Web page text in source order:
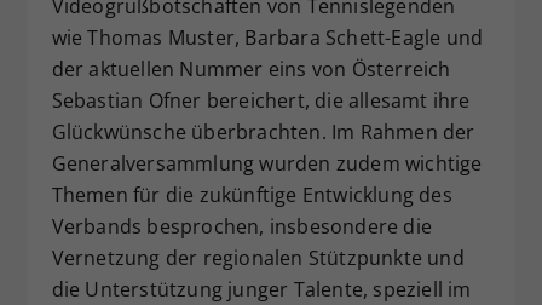
Videogrußbotschaften von Tennislegenden
wie Thomas Muster, Barbara Schett-Eagle und
der aktuellen Nummer eins von Österreich
Sebastian Ofner bereichert, die allesamt ihre
Glückwünsche überbrachten. Im Rahmen der
Generalversammlung wurden zudem wichtige
Themen für die zukünftige Entwicklung des
Verbands besprochen, insbesondere die
Vernetzung der regionalen Stützpunkte und
die Unterstützung junger Talente, speziell im